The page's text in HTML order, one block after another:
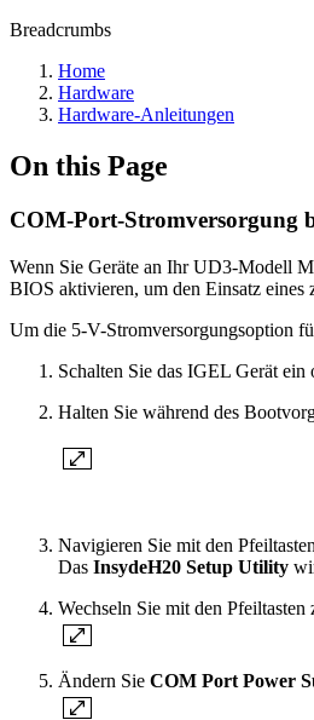
Breadcrumbs
Home
Hardware
Hardware-Anleitungen
On this Page
COM-Port-Stromversorgung
Wenn Sie Geräte an Ihr UD3-Modell
BIOS aktivieren, um den Einsatz eines
Um die 5-V-Stromversorgungsoption
Schalten Sie das IGEL Gerät ein
Halten Sie während des
Navigieren Sie mit den
Das InsydeH20 Setup Utility
Wechseln Sie mit den Pfeiltasten
Ändern Sie COM Port Power